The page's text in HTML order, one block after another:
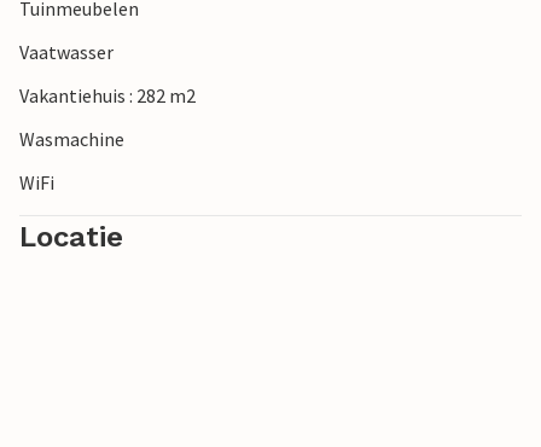
Tuinmeubelen
Vaatwasser
Vakantiehuis : 282 m2
Wasmachine
WiFi
Locatie